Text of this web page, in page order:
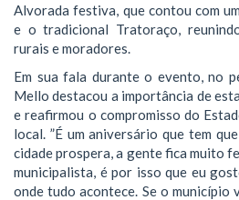
Alvorada festiva, que contou com
e o tradicional Tratoraço,
rurais e moradores.
​Em sua fala durante o evento, no
Mello destacou a importância de
e reafirmou o compromisso do
local. ​”É um aniversário que tem
cidade prospera, a gente fica muito
municipalista, é por isso que eu
onde tudo acontece. Se o município